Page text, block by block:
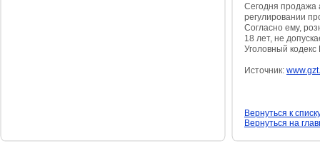
Сегодня продажа
регулировании
Согласно ему,
18 лет, не
Уголовный
Источник:
Вернуться к
Вернуться на